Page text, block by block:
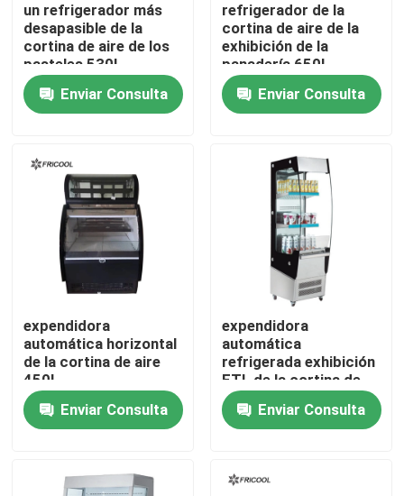
Productos
Sobre nosotros
Control de Calidad
Contacto
Vitrina refrigerada de la panadería
Caja refrigerada de la tienda de delicatessen
Expendidoras automáticas de cristal de la puerta
un refrigerador más
desapasible de la
cortina de aire de los
pasteles 530L
Enviar Consulta
refrigerador de la
cortina de aire de la
exhibición de la
panadería 650L
Enviar Consulta
expendidora
automática horizontal
de la cortina de aire
450L
Enviar Consulta
expendidora
automática
refrigerada exhibición
ETL de la cortina de
aire de Undercounter
del gabinete 180L
Enviar Consulta